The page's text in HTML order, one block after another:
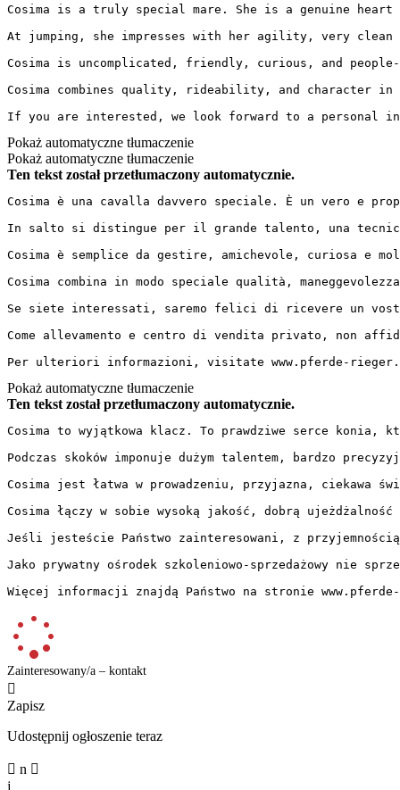
Cosima is a truly special mare. She is a genuine
At jumping, she impresses with her agility, very clean
Cosima is uncomplicated, friendly, curious, and
Cosima combines quality, rideability, and character
If you are interested, we look forward to a personal
Pokaż automatyczne tłumaczenie
Pokaż automatyczne tłumaczenie
Ten tekst został przetłumaczony automatycznie.
Cosima è una cavalla davvero speciale. È un vero e
In salto si distingue per il grande talento, una
Cosima è semplice da gestire, amichevole, curiosa
Cosima combina in modo speciale qualità,
Se siete interessati, saremo felici di ricevere un
Come allevamento e centro di vendita privato, non
Per ulteriori informazioni, visitate www.pferde-
Pokaż automatyczne tłumaczenie
Ten tekst został przetłumaczony automatycznie.
Cosima to wyjątkowa klacz. To prawdziwe serce konia,
Podczas skoków imponuje dużym talentem, bardzo
Cosima jest łatwa w prowadzeniu, przyjazna, ciekawa
Cosima łączy w sobie wysoką jakość, dobrą
Jeśli jesteście Państwo zainteresowani, z
Jako prywatny ośrodek szkoleniowo-sprzedażowy nie
Więcej informacji znajdą Państwo na stronie
Zainteresowany/a – kontakt

Zapisz
Udostępnij ogłoszenie teraz
 n 
j